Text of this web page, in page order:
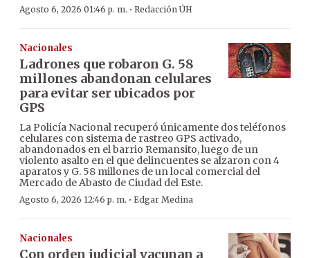
Agosto 6, 2026 01:46 p. m. · Redacción ÚH
Nacionales
Ladrones que robaron G. 58
millones abandonan celulares
para evitar ser ubicados por
GPS
La Policía Nacional recuperó únicamente dos teléfonos
celulares con sistema de rastreo GPS activado,
abandonados en el barrio Remansito, luego de un
violento asalto en el que delincuentes se alzaron con 4
aparatos y G. 58 millones de un local comercial del
Mercado de Abasto de Ciudad del Este.
Agosto 6, 2026 12:46 p. m. · Edgar Medina
Nacionales
Con orden judicial vacunan a